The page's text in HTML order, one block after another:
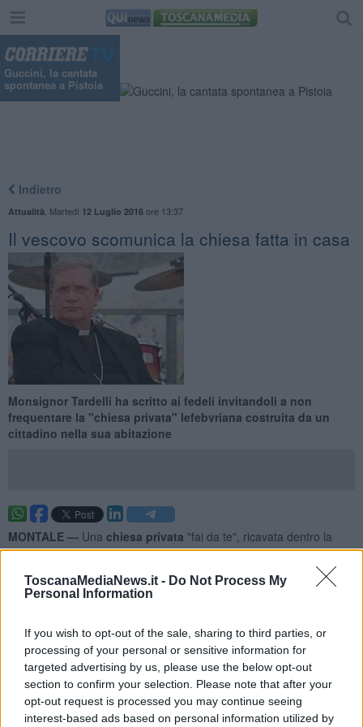
ToscanaMediaNews.it - Do Not Process My
Personal Information
If you wish to opt-out of the sale, sharing to third parties, or
processing of your personal or sensitive information for
targeted advertising by us, please use the below opt-out
section to confirm your selection. Please note that after your
opt-out request is processed you may continue seeing
interest-based ads based on personal information utilized by
Guccini, la cantata
spontanea a Pistoia
Indietro
Attualità Martedì 12 Luglio 2016ore 13:37
Il vescovo scomunica la chiesa fatta in casa
Monsignor Tardelli ha scritto ai fedeli invitandoli a non
frequentare la "chiesa privata" lefebvriana costruita da un
cittadino nella sua abitazione
MONTALE — Una chiesa privata "fai da te", ricavata dentro la
propria abitazione, nella quale si svolgono celebrazioni liturgiche
lefebvriana.
Per la chiesa privata costruita da
nella sua
Pistoia monsignor Fausto Tardelli. La lettera è esposta sulla porta
della parrocchia di Montale ed è stata letta durante la messa
domenicale.